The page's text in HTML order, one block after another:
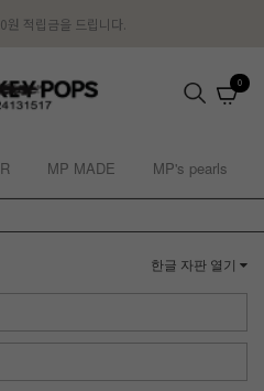
적립금을 드립니다.
0
MP MADE MP's pearls
한글 자판 열기